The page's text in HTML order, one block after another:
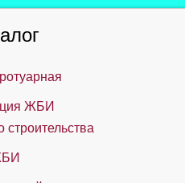
ЖБИ
строительства